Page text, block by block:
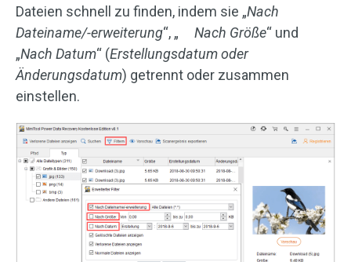
Dateien schnell zu finden, indem sie „Nach
Dateiname/-erweiterung“, „ Nach Größe“ und
„Nach Datum“ (Erstellungsdatum oder
Änderungsdatum) getrennt oder zusammen
einstellen.